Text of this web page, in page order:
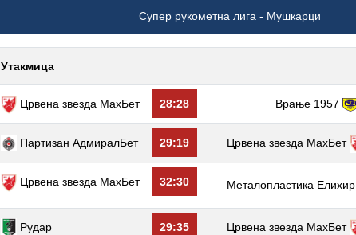
Супер рукометна лига - Мушкарци
Утакмица
Црвена звезда МаxБет 28:28 Врање 1957
Партизан АдмиралБет 29:19 Црвена звезда МаxБет
Црвена звезда МаxБет 32:30 Металопластика Елиxир
Рудар 29:35 Црвена звезда МаxБет